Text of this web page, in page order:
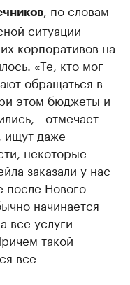
, по словам
ситуации
корпоративов на
«Те, кто мог
обращаться в
этом бюджеты и
- отмечает
ищут даже
некоторые
заказали у нас
после Нового
начинается
все услуги
такой
все